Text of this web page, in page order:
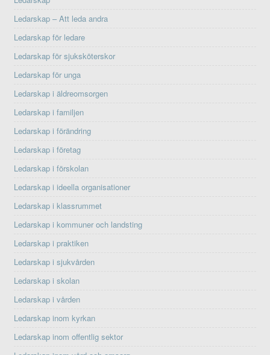
Ledarskap – Att leda andra
Ledarskap för ledare
Ledarskap för sjuksköterskor
Ledarskap för unga
Ledarskap i äldreomsorgen
Ledarskap i familjen
Ledarskap i förändring
Ledarskap i företag
Ledarskap i förskolan
Ledarskap i ideella organisationer
Ledarskap i klassrummet
Ledarskap i kommuner och landsting
Ledarskap i praktiken
Ledarskap i sjukvården
Ledarskap i skolan
Ledarskap i vården
Ledarskap inom kyrkan
Ledarskap inom offentlig sektor